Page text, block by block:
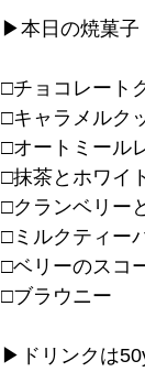
▶︎本日の焼菓子
□チョコレート
□キャラメルク
□オートミール
□抹茶とホワイ
□クランベリー
□ミルクティー
□ベリーのスコ
□ブラウニー
▶︎ドリンクは